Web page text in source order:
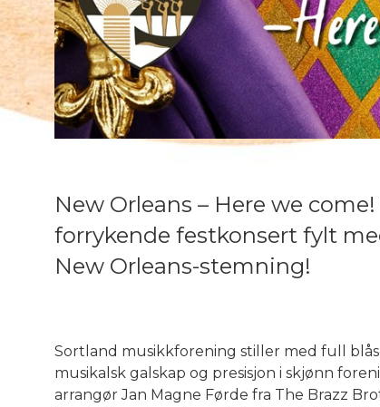
New Orleans – Here we
forrykende festkonsert fylt
New Orleans-stemning!
Sortland musikkforening stiller med full
musikalsk galskap og presisjon i skjønn
arrangør Jan Magne Førde fra The Brazz